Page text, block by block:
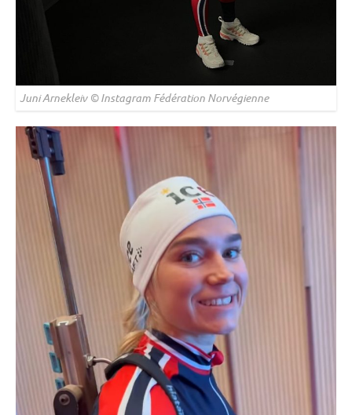
Juni Arnekleiv © Instagram Fédération Norvégienne